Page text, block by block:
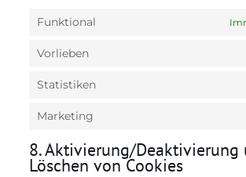
Funktional
Vorlieben
Statistiken
Marketing
8. Aktivierung/Deaktivierung
Löschen von Cookies